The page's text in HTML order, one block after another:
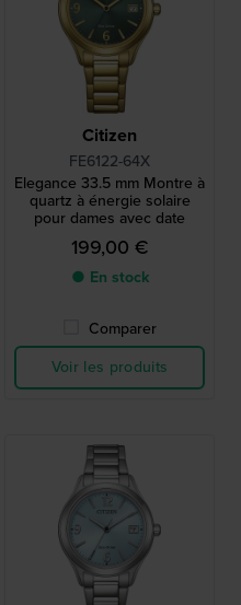
Citizen
FE6122-64X
Elegance 33.5 mm Montre à
quartz à énergie solaire
pour dames avec date
199,00 €
● En stock
Comparer
Voir les produits